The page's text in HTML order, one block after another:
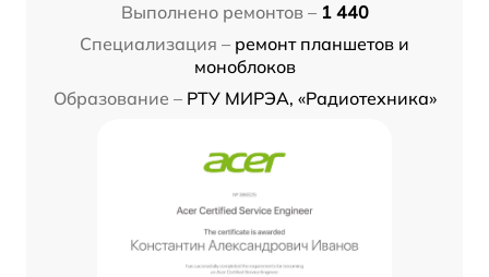
Выполнено ремонтов – 1 440
Специализация – ремонт планшетов и
моноблоков
Образование – РТУ МИРЭА, «Радиотехника»